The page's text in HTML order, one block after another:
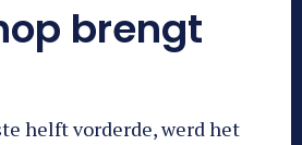
brengt
helft vorderde, werd het